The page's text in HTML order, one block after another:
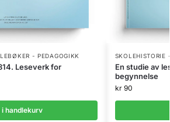
- PEDAGOGIKK
Leseverk for
i handlekurv
SKOLEHISTORIE
En studie av
begynnelse
kr90